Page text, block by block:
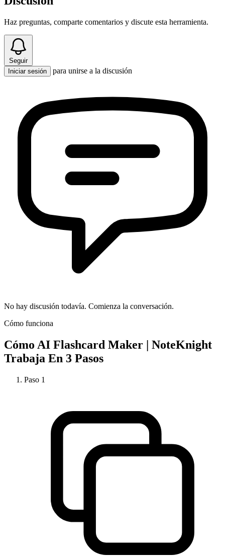
Haz preguntas, comparte comentarios y discute esta herramienta.
Seguir
Iniciar sesión
para unirse a la discusión
No hay discusión todavía. Comienza la conversación.
Cómo funciona
Cómo AI Flashcard Maker | NoteKnight
Trabaja En 3 Pasos
Paso 1